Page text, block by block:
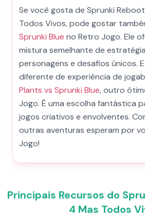
Se você gosta de Sprunki
Todos Vivos, pode gostar
Sprunki Blue no Retro Jogo. Ele
mistura semelhante de
personagens e desafios únicos.
diferente de experiência de
Plants vs Sprunki Blue, outro
Jogo. É uma escolha fantástica
jogos criativos e envolventes.
outras aventuras esperam por
Jogo!
Principais Recursos do
4 Mas Todos